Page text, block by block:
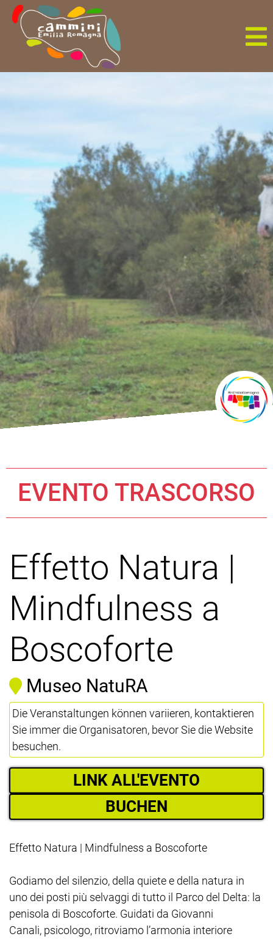
EVENTO TRASCORSO
Effetto Natura |
Mindfulness a
Boscoforte
Museo NatuRA
Die Veranstaltungen können variieren, kontaktieren
Sie immer die Organisatoren, bevor Sie die Website
besuchen.
LINK ALL'EVENTO
BUCHEN
Effetto Natura | Mindfulness a Boscoforte
Godiamo del silenzio, della quiete e della natura in
uno dei posti più selvaggi di tutto il Parco del Delta: la
penisola di Boscoforte. Guidati da Giovanni
Canali, psicologo, ritroviamo l’armonia interiore